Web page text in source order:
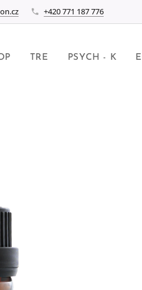
+420 771 187 776
TRE PSYCH - K